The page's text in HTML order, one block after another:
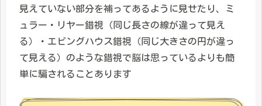
見えていない部分を補ってあるように見せたり、ミ
ュラー・リヤー錯視（同じ長さの線が違って見え
る）・エビングハウス錯視（同じ大きさの円が違っ
て見える）のような錯視で脳は思っているよりも簡
単に騙されることあります